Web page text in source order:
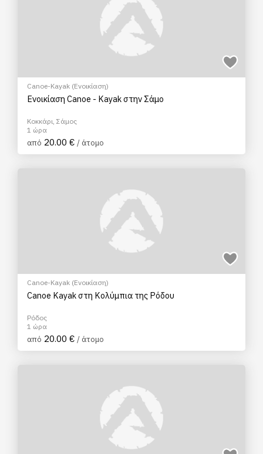
Canoe-Kayak (Ενοικίαση)
Ενοικίαση Canoe - Kayak στην Σάμο
Κοκκάρι, Σάμος
1 ώρα
από 20.00 € / άτομο
Canoe-Kayak (Ενοικίαση)
Canoe Kayak στη Κολύμπια της Ρόδου
Ρόδος
1 ώρα
από 20.00 € / άτομο